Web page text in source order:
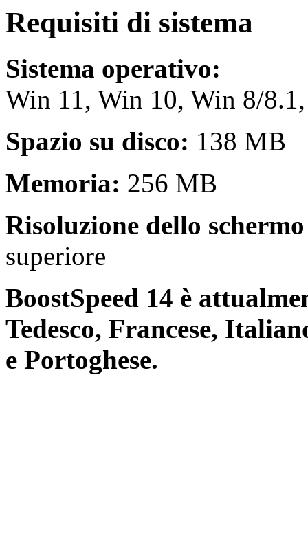
Requisiti di sistema
Sistema operativo:
Win 11, Win 10, Win 8/
Spazio su disco: 138 MB
Memoria: 256 MB
Risoluzione dello
superiore
BoostSpeed 14 è
Tedesco, Francese,
e Portoghese.